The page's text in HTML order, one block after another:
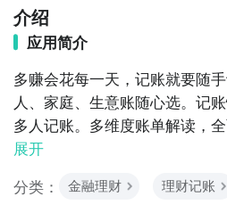
介绍
应用简介
多赚会花每一天，记账就要随
人、家庭、生意账随心选。记
多人记账。多维度账单解读，
展开
分类：
金融理财 理财记账